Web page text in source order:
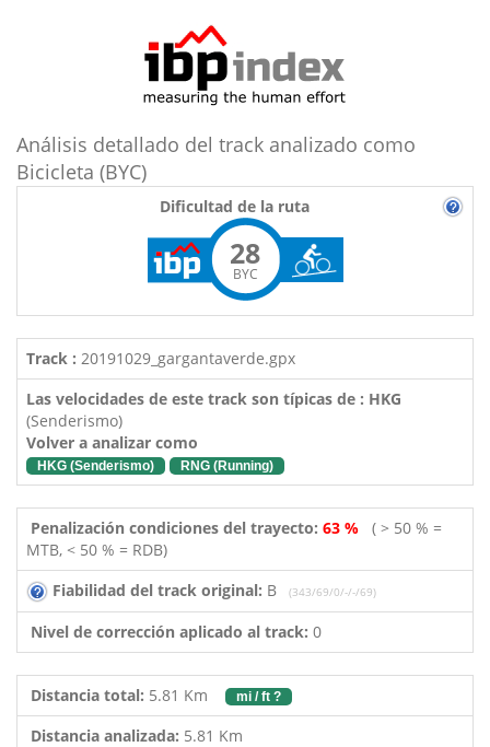
Análisis detallado del track analizado como
Bicicleta (BYC)
Dificultad de la ruta
28
BYC
Track : 20191029_gargantaverde.gpx
Las velocidades de este track son típicas de : HKG
(Senderismo)
Volver a analizar como
HKG (Senderismo) RNG (Running)
Penalización condiciones del trayecto: 63 % ( > 50 % =
MTB, < 50 % = RDB)
Fiabilidad del track original: B (343/69/0/-/-/69)
Nivel de corrección aplicado al track: 0
Distancia total: 5.81 Km mi / ft ?
Distancia analizada: 5.81 Km